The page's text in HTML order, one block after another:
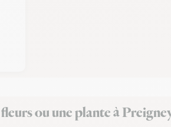
ou une plante à